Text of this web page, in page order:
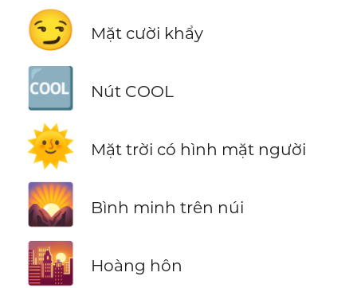
😏 Mặt cười khẩy
🆒 Nút COOL
🌞 Mặt trời có hình mặt người
🌄 Bình minh trên núi
🌇 Hoàng hôn